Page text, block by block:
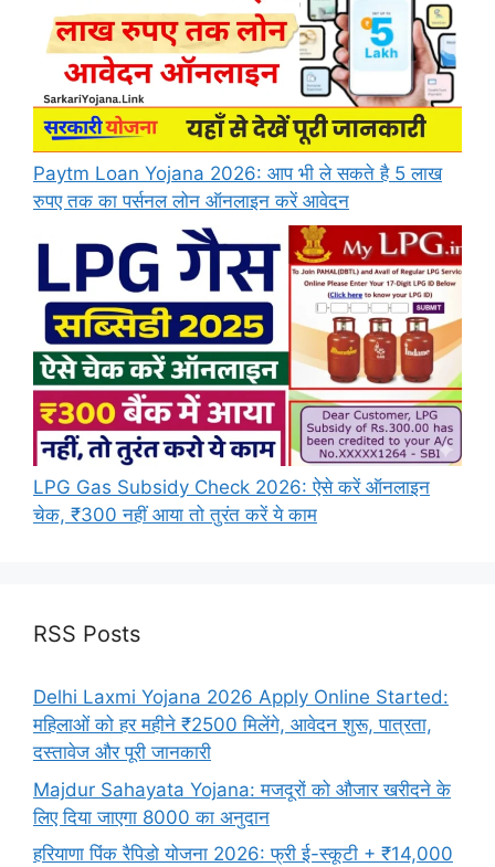
Paytm Loan Yojana 2026: आप भी ले सकते है 5 लाख
रुपए तक का पर्सनल लोन ऑनलाइन करें आवेदन
LPG Gas Subsidy Check 2026: ऐसे करें ऑनलाइन
चेक, ₹300 नहीं आया तो तुरंत करें ये काम
RSS Posts
Delhi Laxmi Yojana 2026 Apply Online Started:
महिलाओं को हर महीने ₹2500 मिलेंगे, आवेदन शुरू, पात्रता,
दस्तावेज और पूरी जानकारी
Majdur Sahayata Yojana: मजदूरों को औजार खरीदने के
लिए दिया जाएगा 8000 का अनुदान
हरियाणा पिंक रैपिडो योजना 2026: फ्री ई-स्कूटी + ₹14,000